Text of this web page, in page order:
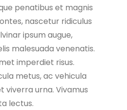
penatibus et magnis
nascetur ridiculus
ipsum augue,
malesuada venenatis.
imperdiet risus.
metus, ac vehicula
viverra urna. Vivamus
lectus.